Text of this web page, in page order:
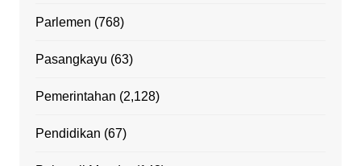
Parlemen (768)
Pasangkayu (63)
Pemerintahan (2,128)
Pendidikan (67)